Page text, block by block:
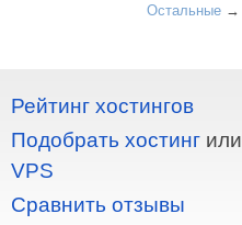
Остальные→
Рейтинг хостингов
Подобрать хостинг или
VPS
Сравнить отзывы